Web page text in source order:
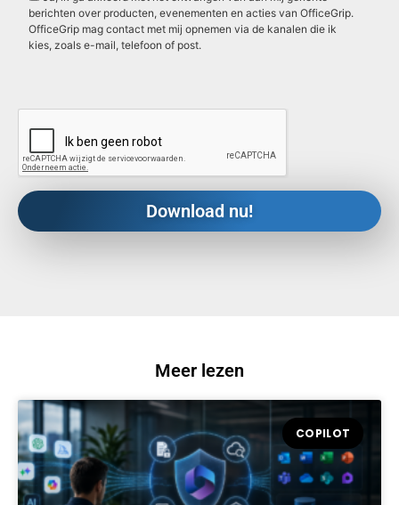
berichten over producten, evenementen en acties van OfficeGrip.
OfficeGrip mag contact met mij opnemen via de kanalen die ik
kies, zoals e-mail, telefoon of post.
Meer lezen
COPILOT